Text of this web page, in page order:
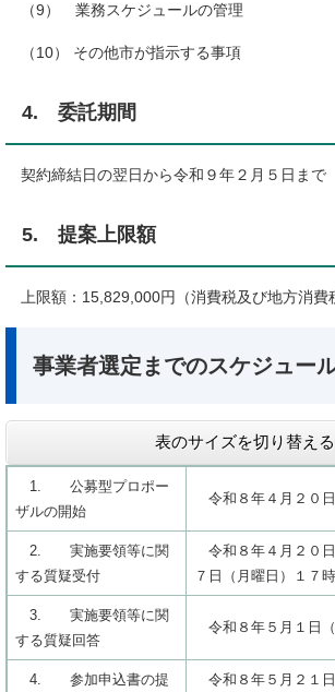
（9） 業務スケジュールの管理
（10） その他市が指示する事項
4. 委託期間
契約締結日の翌日から令和９年２月５日まで
5. 提案上限額
上限額：15,829,000円（消費税及び地方消費
事業者選定までのスケジュール
表のサイズを切り替える
1. 公募型プロポー
ザルの開始
令和８年４月２０
2. 実施要領等に関
する質疑受付
令和８年４月２０
７日（月曜日）１７
3. 実施要領等に関
する質疑回答
令和８年５月１日（
4. 参加申込書の提 令和８年５月２１